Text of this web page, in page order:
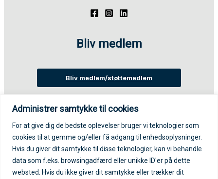
Administrer samtykke til cookies
For at give dig de bedste oplevelser bruger vi teknologier som
cookies til at gemme og/eller få adgang til enhedsoplysninger.
Hvis du giver dit samtykke til disse teknologier, kan vi behandle
data som f.eks. browsingadfærd eller unikke ID'er på dette
websted. Hvis du ikke giver dit samtykke eller trækker dit
Bliv medlem
Bliv medlem/støttemedlem
Login på medlemsportal
Log ind på medlemsportal